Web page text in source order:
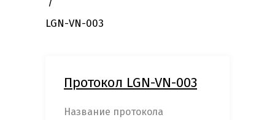
LGN-VN-003
Протокол LGN-VN-003
Название протокола